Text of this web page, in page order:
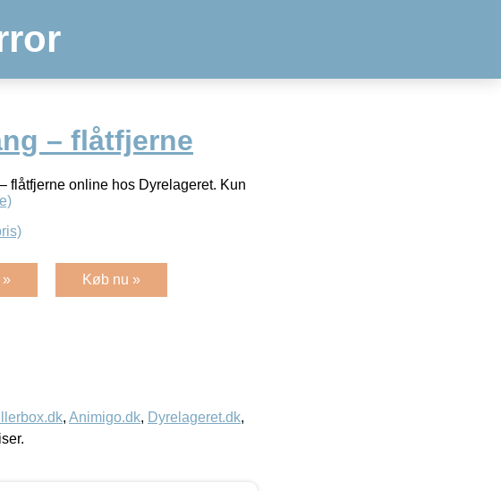
– flåtfjerne
flåtfjerne online hos Dyrelageret. Kun
» Køb nu »
, Animigo.dk, Dyrelageret.dk,